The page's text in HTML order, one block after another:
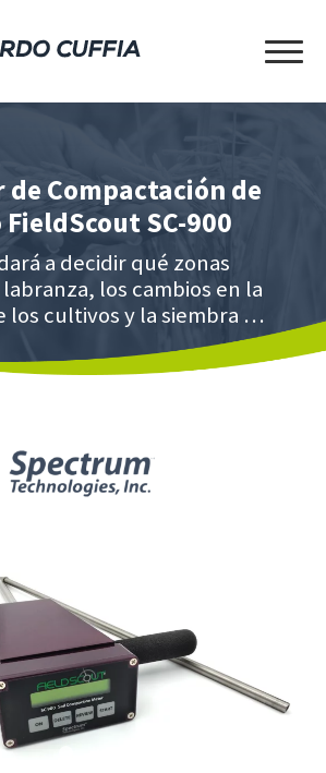
de Compactación de
SC-900
a decidir qué zonas
los cambios en la
los cultivos y la siembra de